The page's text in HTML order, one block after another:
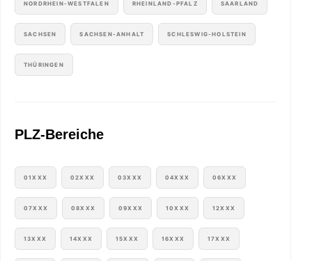
NORDRHEIN-WESTFALEN RHEINLAND-PFALZ SAARLAND
SACHSEN SACHSEN-ANHALT SCHLESWIG-HOLSTEIN
THÜRINGEN
PLZ-Bereiche
01XXX 02XXX 03XXX 04XXX 06XXX
07XXX 08XXX 09XXX 10XXX 12XXX
13XXX 14XXX 15XXX 16XXX 17XXX